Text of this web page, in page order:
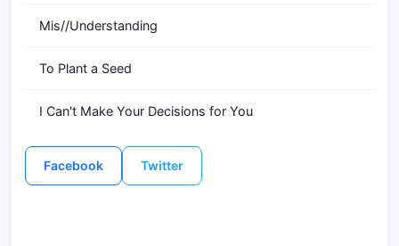
Mis//Understanding
To Plant a Seed
I Can't Make Your Decisions for You
Facebook Twitter